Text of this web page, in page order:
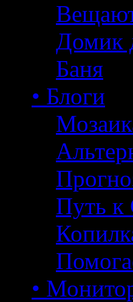
Домик
Баня
• Блоги
Путь к
•